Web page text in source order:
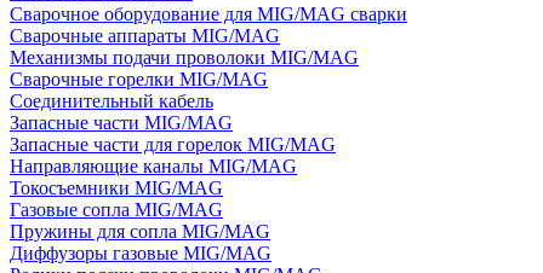
Сварочное оборудование для MIG/MAG сварки
Сварочные аппараты MIG/MAG
Механизмы подачи проволоки MIG/MAG
Сварочные горелки MIG/MAG
Соединительный кабель
Запасные части MIG/MAG
Запасные части для горелок MIG/MAG
Направляющие каналы MIG/MAG
Токосъемники MIG/MAG
Газовые сопла MIG/MAG
Пружины для сопла MIG/MAG
Диффузоры газовые MIG/MAG